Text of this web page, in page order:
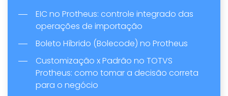
EIC no Protheus: controle integrado das
operações de importação
Boleto Híbrido (Bolecode) no Protheus
Customização x Padrão no TOTVS
Protheus: como tomar a decisão correta
para o negócio